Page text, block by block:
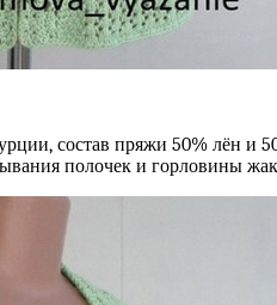
состав пряжи 50% лён и
полочек и горловины